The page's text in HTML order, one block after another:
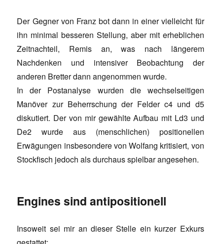
Der Gegner von Franz bot dann in einer vielleicht für
ihn minimal besseren Stellung, aber mit erheblichen
Zeitnachteil, Remis an, was nach längerem
Nachdenken und intensiver Beobachtung der
anderen Bretter dann angenommen wurde.
In der Postanalyse wurden die wechselseitigen
Manöver zur Beherrschung der Felder c4 und d5
diskutiert. Der von mir gewählte Aufbau mit Ld3 und
De2 wurde aus (menschlichen) positionellen
Erwägungen insbesondere von Wolfang kritisiert, von
Stockfisch jedoch als durchaus spielbar angesehen.
Engines sind antipositionell
Insoweit sei mir an dieser Stelle ein kurzer Exkurs